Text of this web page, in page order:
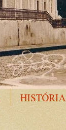
HISTÓRIA